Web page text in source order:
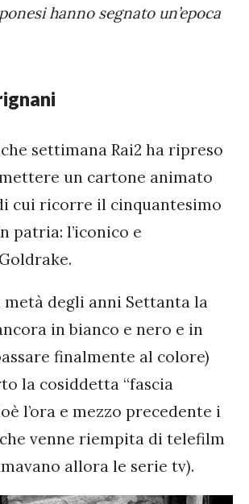
hanno segnato un’epoca
settimana Rai2 ha ripreso
un cartone animato
cui ricorre il cinquantesimo
patria: l’iconico e
metà degli anni Settanta la
in bianco e nero e in
finalmente al colore)
la cosiddetta “fascia
l’ora e mezzo precedente i
venne riempita di telefilm
allora le serie tv).